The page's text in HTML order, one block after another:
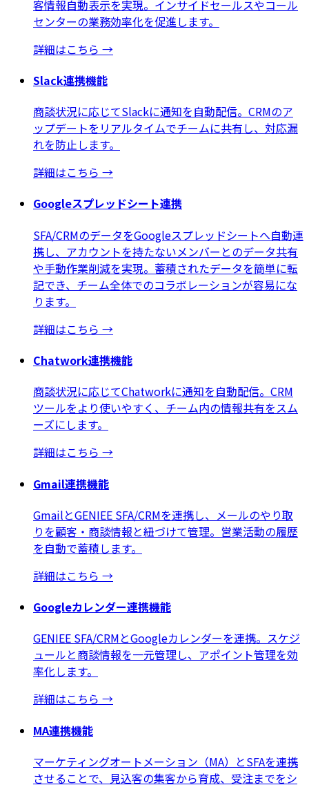
客情報自動表示を実現。インサイドセールスやコール
センターの業務効率化を促進します。
詳細はこちら →
Slack連携機能
商談状況に応じてSlackに通知を自動配信。CRMのア
ップデートをリアルタイムでチームに共有し、対応漏
れを防止します。
詳細はこちら →
Googleスプレッドシート連携
SFA/CRMのデータをGoogleスプレッドシートへ自動連
携し、アカウントを持たないメンバーとのデータ共有
や手動作業削減を実現。蓄積されたデータを簡単に転
記でき、チーム全体でのコラボレーションが容易にな
ります。
詳細はこちら →
Chatwork連携機能
商談状況に応じてChatworkに通知を自動配信。CRM
ツールをより使いやすく、チーム内の情報共有をスム
ーズにします。
詳細はこちら →
Gmail連携機能
GmailとGENIEE SFA/CRMを連携し、メールのやり取
りを顧客・商談情報と紐づけて管理。営業活動の履歴
を自動で蓄積します。
詳細はこちら →
Googleカレンダー連携機能
GENIEE SFA/CRMとGoogleカレンダーを連携。スケジ
ュールと商談情報を一元管理し、アポイント管理を効
率化します。
詳細はこちら →
MA連携機能
マーケティングオートメーション（MA）とSFAを連携
させることで、見込客の集客から育成、受注までをシ